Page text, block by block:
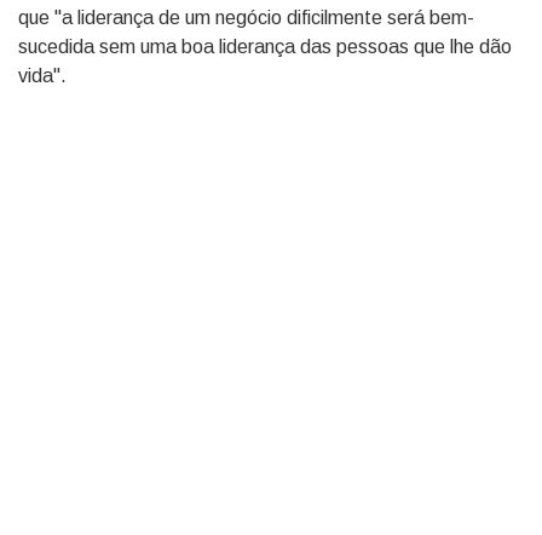
que "a liderança de um negócio dificilmente será bem-
sucedida sem uma boa liderança das pessoas que lhe dão
vida".